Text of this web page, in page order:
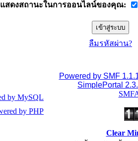
แสดงสถานะในการออนไลน์ของคุณ:
ลืมรหัสผ่าน?
Powered by SMF
SimplePortal
Clear